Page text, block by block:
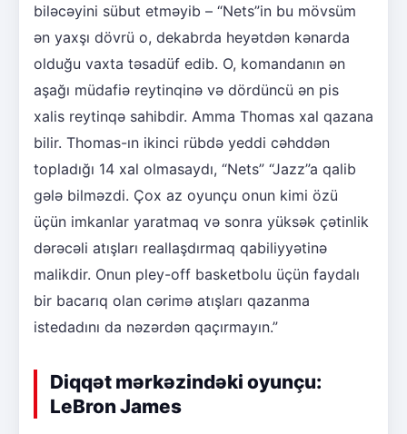
biləcəyini sübut etməyib – “Nets”in bu mövsüm
ən yaxşı dövrü o, dekabrda heyətdən kənarda
olduğu vaxta təsadüf edib. O, komandanın ən
aşağı müdafiə reytinqinə və dördüncü ən pis
xalis reytinqə sahibdir. Amma Thomas xal qazana
bilir. Thomas-ın ikinci rübdə yeddi cəhddən
topladığı 14 xal olmasaydı, “Nets” “Jazz”a qalib
gələ bilməzdi. Çox az oyunçu onun kimi özü
üçün imkanlar yaratmaq və sonra yüksək çətinlik
dərəcəli atışları reallaşdırmaq qabiliyyətinə
malikdir. Onun pley-off basketbolu üçün faydalı
bir bacarıq olan cərimə atışları qazanma
istedadını da nəzərdən qaçırmayın.”
Diqqət mərkəzindəki oyunçu:
LeBron James